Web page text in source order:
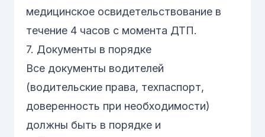
медицинское освидетельствование в
течение 4 часов с момента ДТП.
7. Документы в порядке
Все документы водителей
(водительские права, техпаспорт,
доверенность при необходимости)
должны быть в порядке и